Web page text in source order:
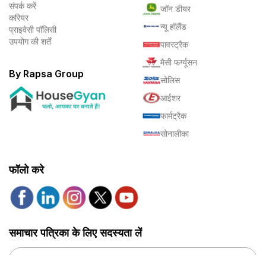
संपर्क करें
करियर
प्राइवेसी पॉलिसी
उपयोग की शर्तें
By Rapsa Group
जॉन डीयर
न्यू हॉलैंड
पावरट्रैक
मैसी फर्ग्यूसन
सोलिस
आईशर
फार्मट्रैक
सोनालीका
फॉलो करे
समाचार पत्रिका के लिए सदस्यता लें